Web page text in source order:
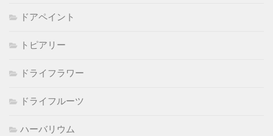
ドアペイント
トピアリー
ドライフラワー
ドライフルーツ
ハーバリウム